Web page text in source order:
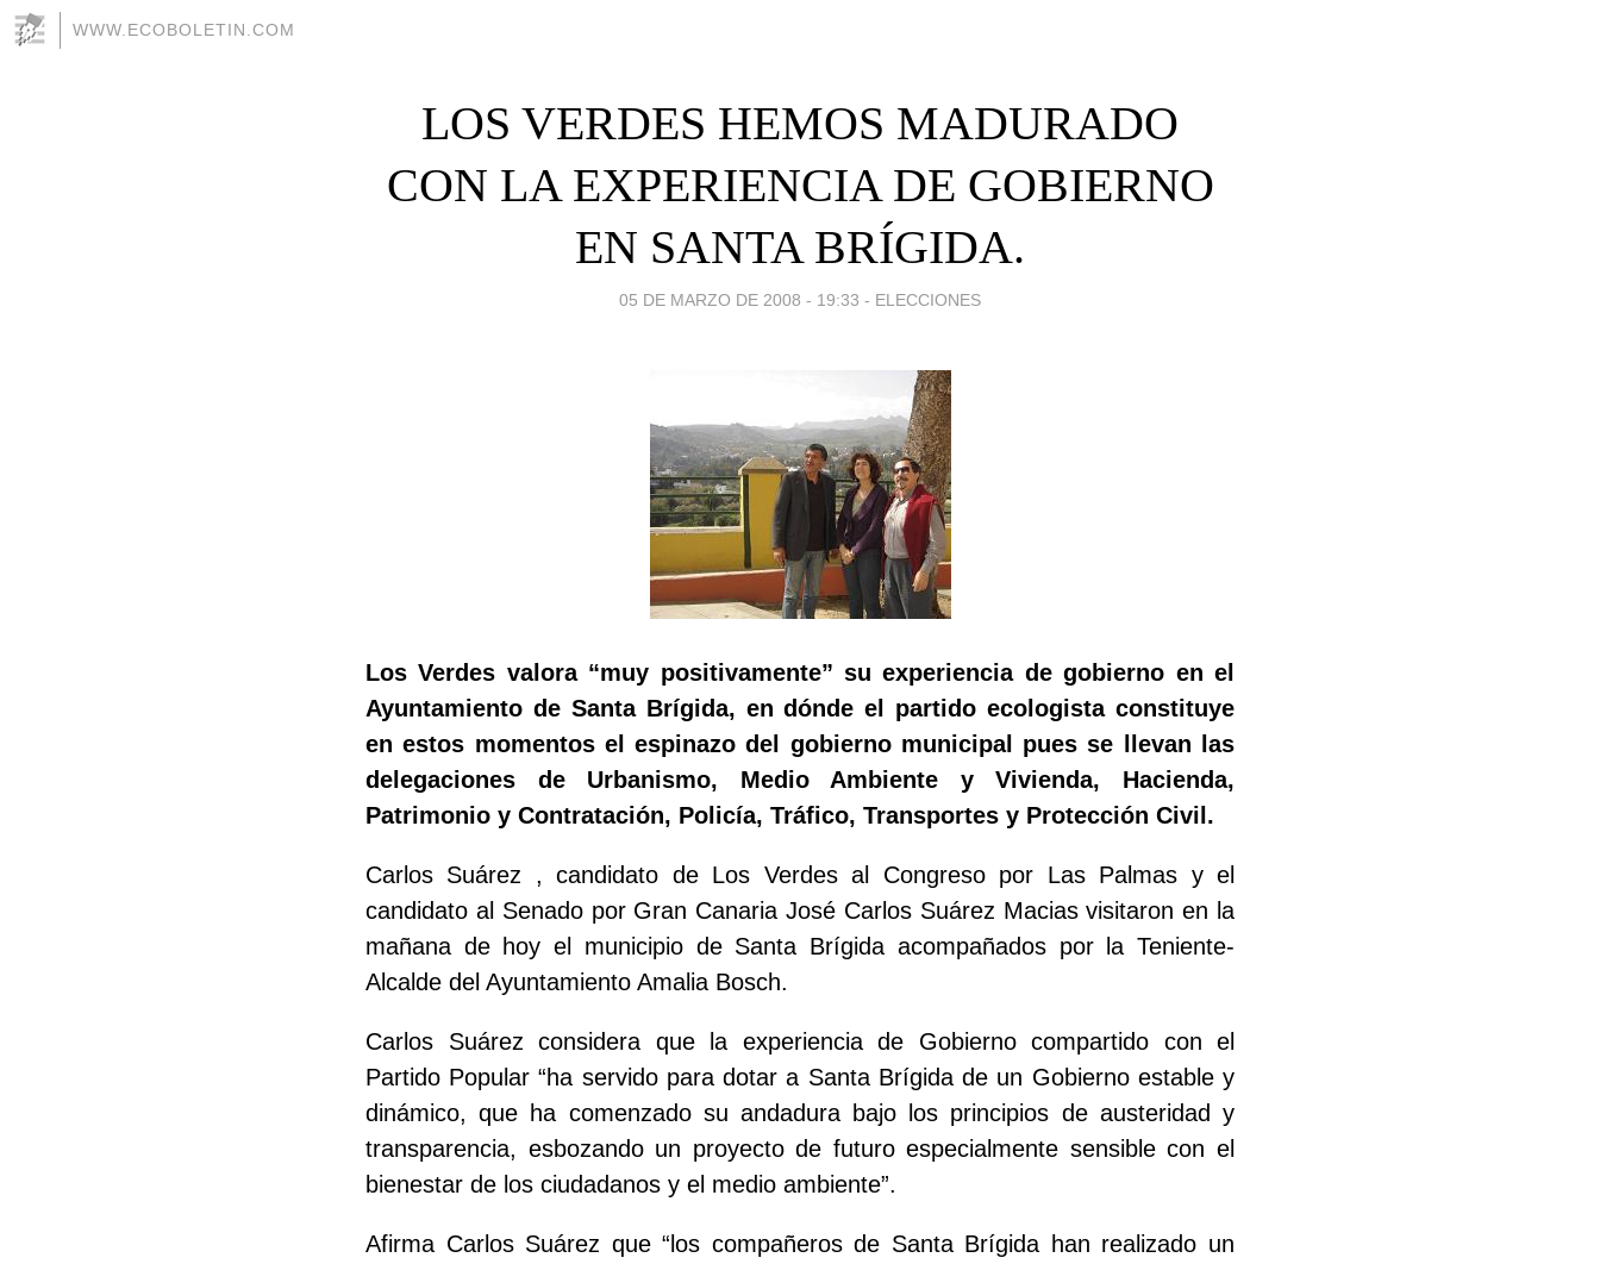
WWW.ECOBOLETIN.COM
LOS VERDES HEMOS MADURADO
CON LA EXPERIENCIA DE GOBIERNO
EN SANTA BRÍGIDA.
05 DE MARZO DE 2008 - 19:33 - ELECCIONES
Los Verdes valora “muy positivamente” su experiencia de gobierno en el
Ayuntamiento de Santa Brígida, en dónde el partido ecologista constituye
en estos momentos el espinazo del gobierno municipal pues se llevan las
delegaciones de Urbanismo, Medio Ambiente y Vivienda, Hacienda,
Patrimonio y Contratación, Policía, Tráfico, Transportes y Protección Civil.
Carlos Suárez , candidato de Los Verdes al Congreso por Las Palmas y el
candidato al Senado por Gran Canaria José Carlos Suárez Macias visitaron en la
mañana de hoy el municipio de Santa Brígida acompañados por la Teniente-
Alcalde del Ayuntamiento Amalia Bosch.
Carlos Suárez considera que la experiencia de Gobierno compartido con el
Partido Popular “ha servido para dotar a Santa Brígida de un Gobierno estable y
dinámico, que ha comenzado su andadura bajo los principios de austeridad y
transparencia, esbozando un proyecto de futuro especialmente sensible con el
bienestar de los ciudadanos y el medio ambiente”.
Afirma Carlos Suárez que “los compañeros de Santa Brígida han realizado un